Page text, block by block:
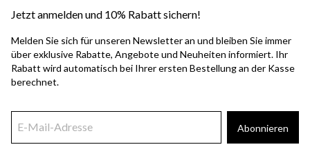
Jetzt anmelden und 10% Rabatt sichern!
Melden Sie sich für unseren Newsletter an und bleiben Sie immer
über exklusive Rabatte, Angebote und Neuheiten informiert. Ihr
Rabatt wird automatisch bei Ihrer ersten Bestellung an der Kasse
berechnet.
Abonnieren